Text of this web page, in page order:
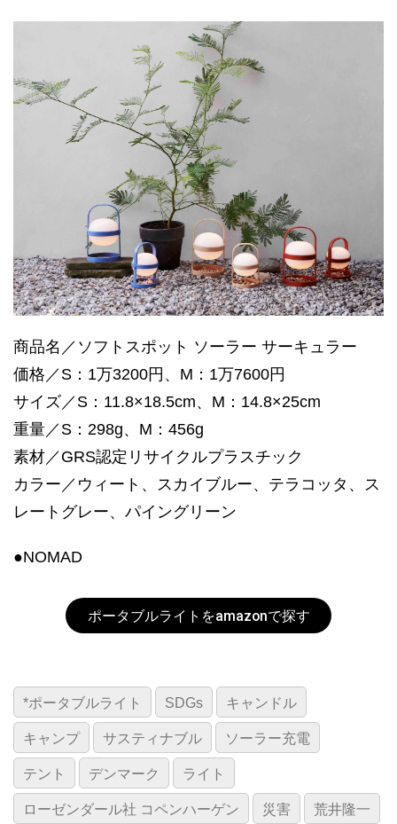
商品名／ソフトスポット ソーラー サーキュラー
価格／S：1万3200円、M：1万7600円
サイズ／S：11.8×18.5cm、M：14.8×25cm
重量／S：298g、M：456g
素材／GRS認定リサイクルプラスチック
カラー／ウィート、スカイブルー、テラコッタ、ス
レートグレー、パイングリーン
●NOMAD
ポータブルライトをamazonで探す
*ポータブルライト SDGs キャンドル
キャンプ サスティナブル ソーラー充電
テント デンマーク ライト
ローゼンダール社 コペンハーゲン 災害 荒井隆一